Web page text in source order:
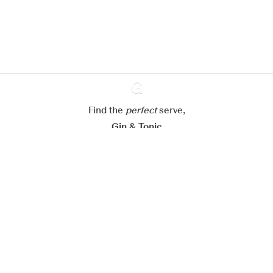
Ginventory
Find the perfectserve,
Gin & Tonic